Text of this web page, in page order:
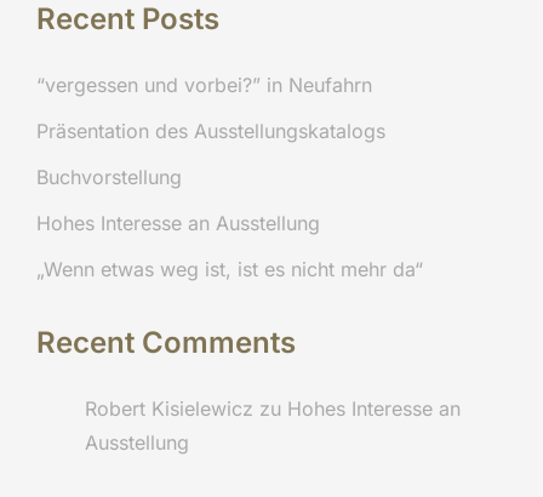
Recent Posts
“vergessen und vorbei?” in Neufahrn
Präsentation des Ausstellungskatalogs
Buchvorstellung
Hohes Interesse an Ausstellung
„Wenn etwas weg ist, ist es nicht mehr da“
Recent Comments
Robert Kisielewicz zu Hohes Interesse an
Ausstellung